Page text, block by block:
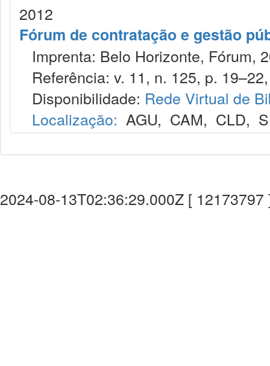
2012
Fórum de contratação e gestão
Imprenta: Belo Horizonte, Fórum,
Referência: v. 11, n. 125, p.
Disponibilidade: Rede Virtual de
Localização: AGU, CAM, CLD,
2024-08-13T02:36:29.000Z [ 12173797